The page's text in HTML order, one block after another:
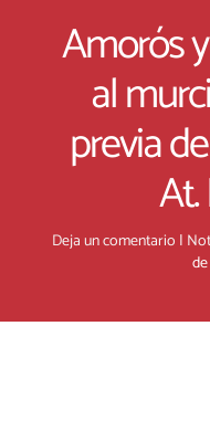
Amorós
al
previa
Deja un comentario |